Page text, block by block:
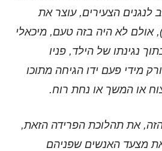
לנגנים הצעירים, עוצר את
אולם לא היה בזה טעם, מיכאלי
נגינתו של הילד, פניו
מידי פעם ידו הגיחה מתוכו
או המשך או נחת רוח.
את תהלוכת הפרידה הזאת,
מצעד האנשים שפניהם